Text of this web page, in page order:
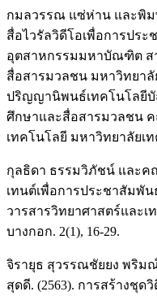
กมลวรรณ แซ่ห่าน และพิม
สื่อไวรัลวิดีโอเพื่อการปร
อุตสาหกรรมมหาบัณฑิต ส
สื่อสารมวลชน มหาวิทยาลั
ปริญญานิพนธ์เทคโนโลยี
ศึกษาและสื่อสารมวลชน
เทคโนโลยี มหาวิทยาลัยเ
กุลธิดา ธรรมวิภัชน์ และค
เทนต์เพื่อการประชาสัมพั
วารสารวิทยาศาสตร์และเ
บางกอก. 2(1), 16-29.
จิรายุธ สุวรรณชัยยง พริม
สุดดี. (2563). การสร้างชุ